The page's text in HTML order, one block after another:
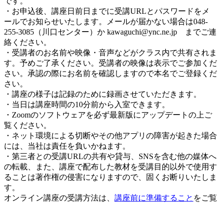
・お申込後、講座日前日までに受講URLとパスワードをメ
ールでお知らせいたします。メールが届かない場合は048-
255-3085（川口センター）か kawaguchi@ync.ne.jp までご連
絡ください。
・受講者のお名前や映像・音声などがクラス内で共有されま
す。予めご了承ください。受講者の映像は表示でご参加くだ
さい。承認の際にお名前を確認しますので本名でご登録くだ
さい。
・講座の様子は記録のために録画させていただきます。
・当日は講座時間の10分前から入室できます。
・Zoomのソフトウェアを必ず最新版にアップデートの上ご
覧ください。
・ネット環境による切断やその他アプリの障害が起きた場合
には、当社は責任を負いかねます。
・第三者との受講URLの共有や貸与、SNSを含む他の媒体へ
の転載、また、講座で配布した教材を受講目的以外で使用す
ることは著作権の侵害になりますので、固くお断りいたしま
す。
オンライン講座の受講方法は、 講座前に準備すること をご覧